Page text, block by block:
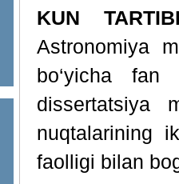
KUN
Astronomiya
bo‘yicha
dissertatsiya
nuqtalarining
faolligi bilan